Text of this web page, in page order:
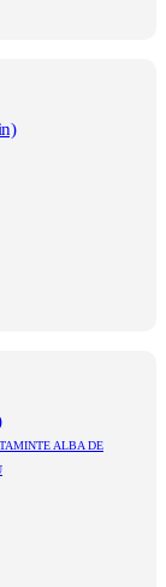
ALBA DE